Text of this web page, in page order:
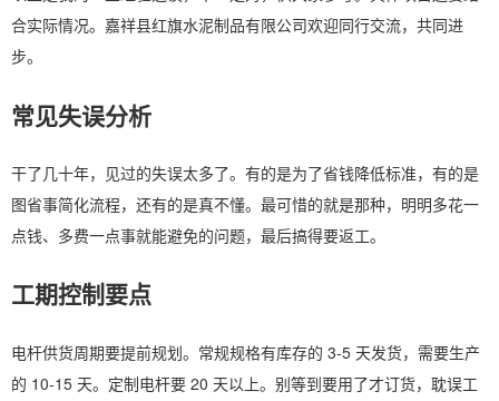
合实际情况。嘉祥县红旗水泥制品有限公司欢迎同行交流，共同进
步。
常见失误分析
干了几十年，见过的失误太多了。有的是为了省钱降低标准，有的是
图省事简化流程，还有的是真不懂。最可惜的就是那种，明明多花一
点钱、多费一点事就能避免的问题，最后搞得要返工。
工期控制要点
电杆供货周期要提前规划。常规规格有库存的 3-5 天发货，需要生产
的 10-15 天。定制电杆要 20 天以上。别等到要用了才订货，耽误工